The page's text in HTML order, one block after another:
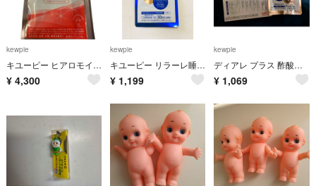
kewpie
キユーピー ヒアロモイスチャー 240 30日分
¥ 4,300
kewpie
キユーピー リラーレ睡眠サプリ 60粒
¥ 1,199
kewpie
ディアレ プラス 酢酸菌GK-1 7日分 14粒 キユーピー
¥ 1,069